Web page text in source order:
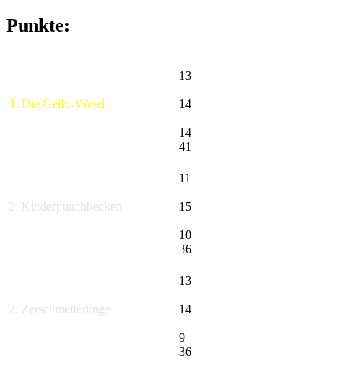
Punkte:
1. Die Geilo-Vögel
13
14
14
41
2. Kinderpunchbecken
11
15
10
36
2. Zerschmetterlinge
13
14
9
36